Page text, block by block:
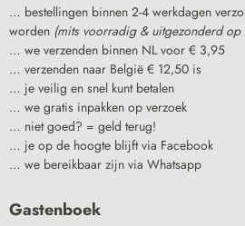
… bestellingen binnen 2-4 werkdagen
worden (mits voorradig & uitgezonderd op
… we verzenden binnen NL voor € 3,95
… verzenden naar België € 12,50 is
… je veilig en snel kunt betalen
… we gratis inpakken op verzoek
… niet goed? = geld terug!
… je op de hoogte blijft via Facebook
… we bereikbaar zijn via Whatsapp
Gastenboek